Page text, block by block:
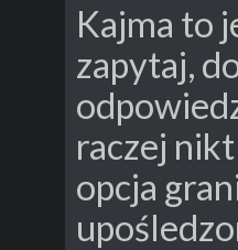
Kajma to
zapytaj,
raczej
opcja